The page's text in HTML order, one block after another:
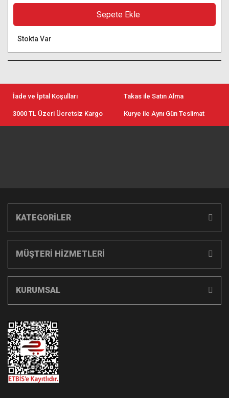
Sepete Ekle
Stokta Var
İade ve İptal Koşulları Takas ile Satın Alma
3000 TL Üzeri Ücretsiz Kargo Kurye ile Aynı Gün Teslimat
KATEGORİLER
MÜŞTERİ HİZMETLERİ
KURUMSAL